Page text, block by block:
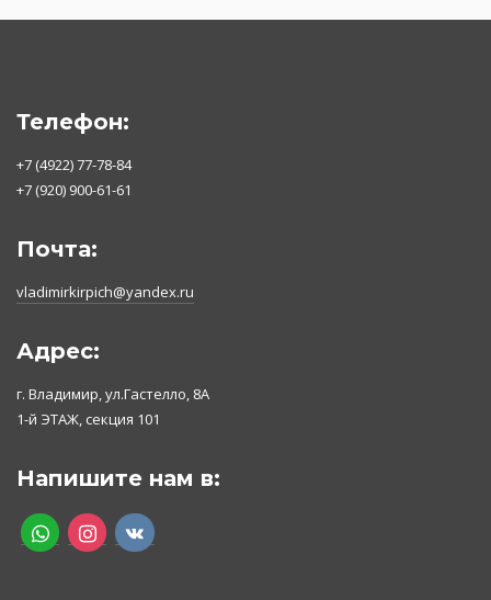
Телефон:
+7 (4922) 77-78-84
+7 (920) 900-61-61
Почта:
vladimirkirpich@yandex.ru
Адрес:
г. Владимир, ул.Гастелло, 8А
1-й ЭТАЖ, секция 101
Напишите нам в:
whatsappinstagramvkontakte